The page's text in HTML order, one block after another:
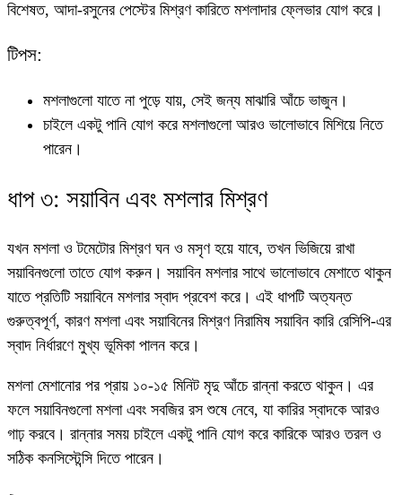
বিশেষত, আদা-রসুনের পেস্টের মিশ্রণ কারিতে মশলাদার ফ্লেভার যোগ করে।
টিপস:
মশলাগুলো যাতে না পুড়ে যায়, সেই জন্য মাঝারি আঁচে ভাজুন।
চাইলে একটু পানি যোগ করে মশলাগুলো আরও ভালোভাবে মিশিয়ে নিতে
পারেন।
ধাপ ৩: সয়াবিন এবং মশলার মিশ্রণ
যখন মশলা ও টমেটোর মিশ্রণ ঘন ও মসৃণ হয়ে যাবে, তখন ভিজিয়ে রাখা
সয়াবিনগুলো তাতে যোগ করুন। সয়াবিন মশলার সাথে ভালোভাবে মেশাতে থাকুন
যাতে প্রতিটি সয়াবিনে মশলার স্বাদ প্রবেশ করে। এই ধাপটি অত্যন্ত
গুরুত্বপূর্ণ, কারণ মশলা এবং সয়াবিনের মিশ্রণ নিরামিষ সয়াবিন কারি রেসিপি-এর
স্বাদ নির্ধারণে মুখ্য ভূমিকা পালন করে।
মশলা মেশানোর পর প্রায় ১০-১৫ মিনিট মৃদু আঁচে রান্না করতে থাকুন। এর
ফলে সয়াবিনগুলো মশলা এবং সবজির রস শুষে নেবে, যা কারির স্বাদকে আরও
গাঢ় করবে। রান্নার সময় চাইলে একটু পানি যোগ করে কারিকে আরও তরল ও
সঠিক কনসিস্টেন্সি দিতে পারেন।